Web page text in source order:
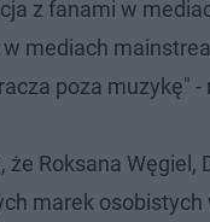
z fanami w
mediach
poza muzykę"
Roksana
marek